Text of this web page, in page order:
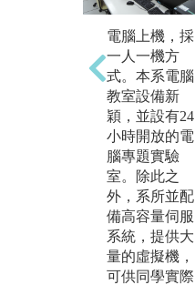
電腦上機，採
一人一機方
式。本系電腦
教室設備新
穎，並設有24
小時開放的電
腦專題實驗
室。除此之
外，系所並配
備高容量伺服
系統，提供大
量的虛擬機，
可供同學實際